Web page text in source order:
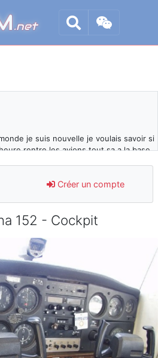
.net
je suis nouvelle je voulais savoir si
rentre les avions tout sa a la base
blocages du site ces derniers
contre le spam et les bots trop nocifs
bannière
> lesquels ? je ne suis pas sûr de
parles du sujet sur l'Armée de l'Air,
je viens d'arriver il y a quelques
pas les mêmes noms qu'aujourd'hui
et à tous.en espérantque ces
vous auront plu ; Agur…
Créer un compte
152 - Cockpit